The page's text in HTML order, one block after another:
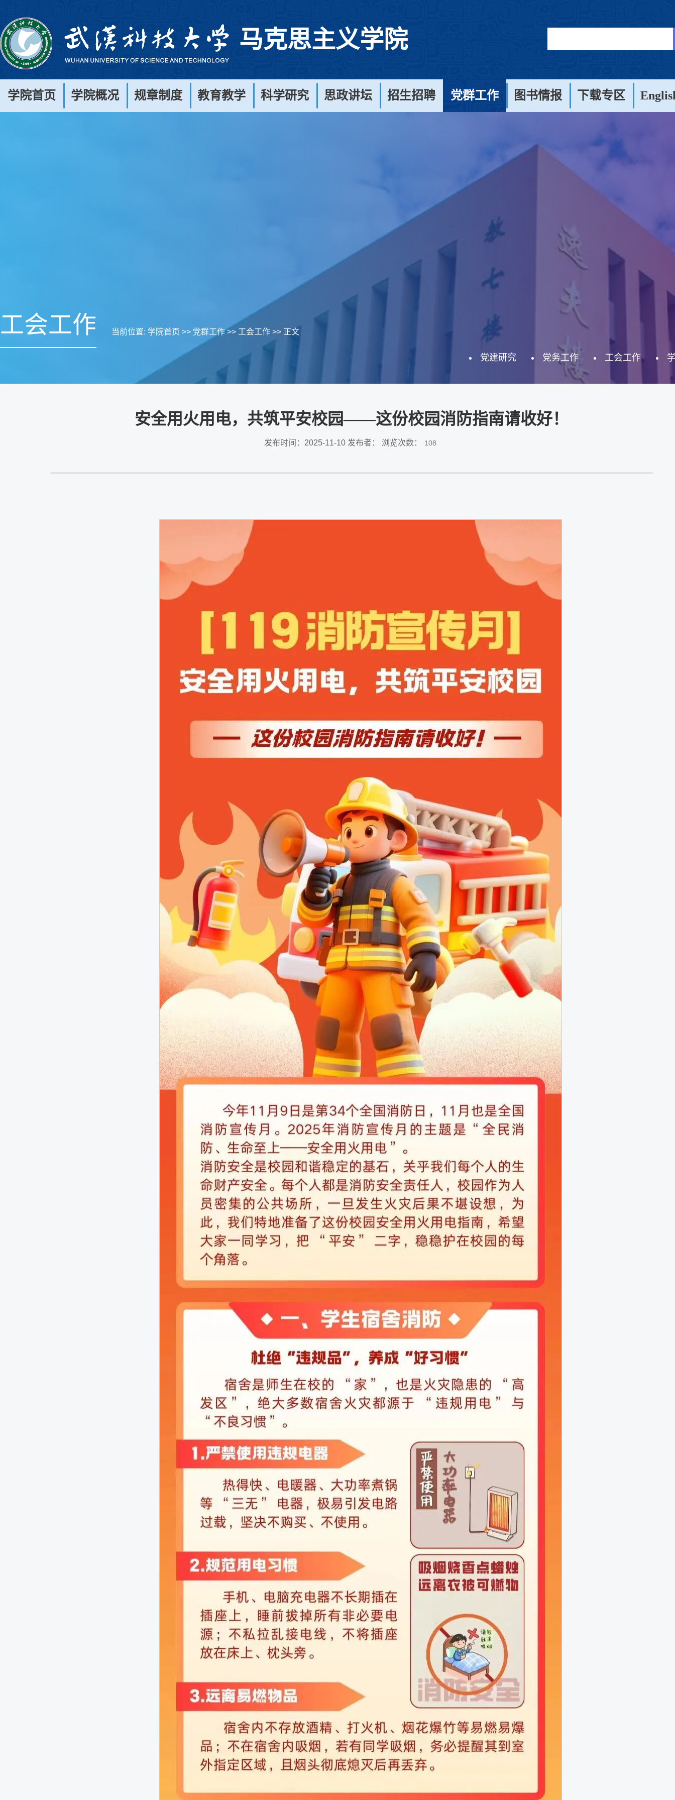
马克思主义学院
学院首页 学院概况 规章制度 教育教学 科学研究 思政讲坛 招生招聘 党群工作 图书情报 下载专区
工会工作 当前位置: 学院首页 >> 党群工作>> 工会工作 >> 正文
党建研究 党务工作 工会工作
安全用火用电，共筑平安校园——这份校园消防指南请收好！
发布时间：2025-11-10 发布者： 浏览次数： 108